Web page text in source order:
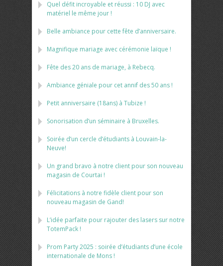
Quel défit incroyable et réussi : 10 DJ avec
matériel le même jour !
Belle ambiance pour cette fête d’anniversaire.
Magnifique mariage avec cérémonie laïque !
Fête des 20 ans de mariage, à Rebecq.
Ambiance géniale pour cet annif des 50 ans !
Petit anniversaire (18ans) à Tubize !
Sonorisation d’un séminaire à Bruxelles.
Soirée d’un cercle d’étudiants à Louvain-la-
Neuve!
Un grand bravo à notre client pour son nouveau
magasin de Courtai !
Félicitations à notre fidèle client pour son
nouveau magasin de Gand!
L’idée parfaite pour rajouter des lasers sur notre
TotemPack !
Prom Party 2025 : soirée d’étudiants d’une école
internationale de Mons !